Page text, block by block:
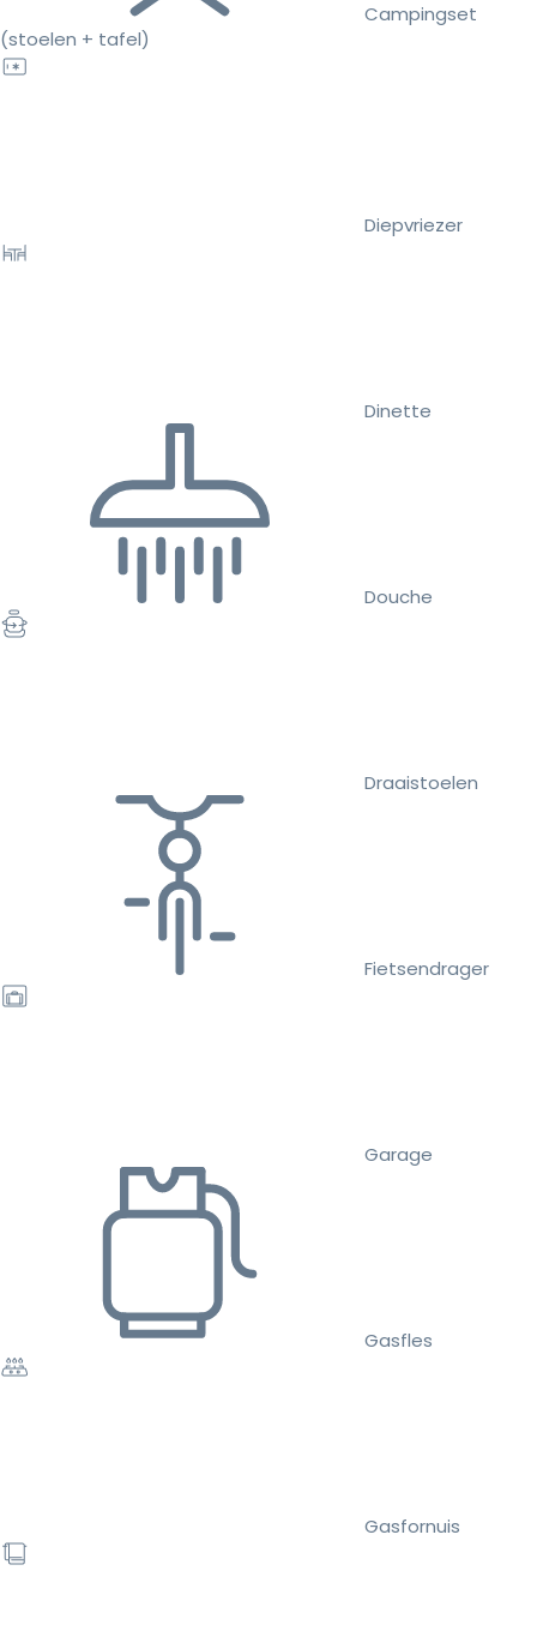
Campingset
(stoelen + tafel)
Diepvriezer
Dinette
Douche
Draaistoelen
Fietsendrager
Garage
Gasfles
Gasfornuis